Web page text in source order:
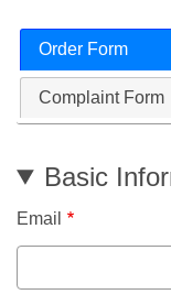
Order Form
Complaint Form
Basic
Email